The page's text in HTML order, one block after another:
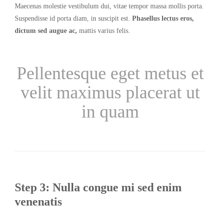
Maecenas molestie vestibulum dui, vitae tempor massa mollis porta.
Suspendisse id porta diam, in suscipit est. Phasellus lectus eros,
dictum sed augue ac, mattis varius felis.
Pellentesque eget metus et
velit maximus placerat ut
in quam
Step 3: Nulla congue mi sed enim
venenatis